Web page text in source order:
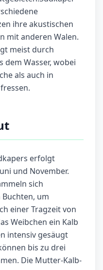
ihre akustischen
mit anderen Walen.
meist durch
dem Wasser, wobei
als auch in
erfolgt
und November.
sich
um
einer Tragzeit von
Weibchen ein Kalb
intensiv gesäugt
bis zu drei
Die Mutter-Kalb-